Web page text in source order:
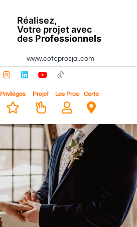
Réalisez,
Votre projet avec
des Professionnels
www.coteprosjai.com
Privilèges Projet Les Pros Carte